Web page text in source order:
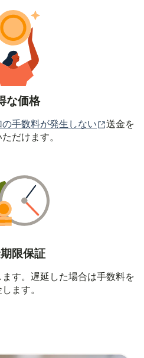
な価格
の手数料が発生しない （別ウ
送金を
だけます。
限保証
す。遅延した場合は手数料を
ます。